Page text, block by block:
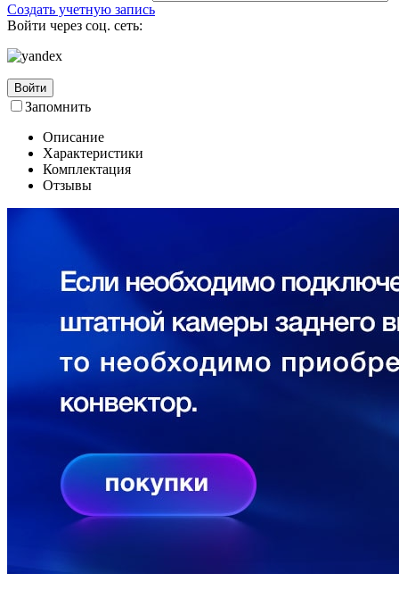
Создать учетную запись
Войти через соц. сеть:
Войти
Запомнить
Описание
Характеристики
Комплектация
Отзывы